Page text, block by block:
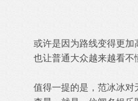
或许是因为路线变得更加
也让普通大众越来越看不
值得一提的是，范冰冰